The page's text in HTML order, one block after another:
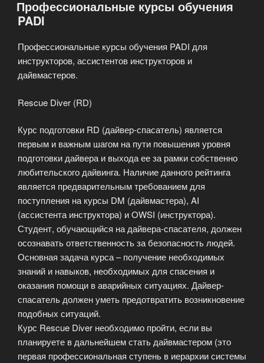
Профессиональные курсы обучения
PADI
Профессиональные курсы обучения PADI для
инструкторов, ассистентов инструкторов и
дайвмастеров.
Rescue Diver (RD)
Курс подготовки RD (дайвер-спасатель) является
первым и важным шагом на пути повышения уровня
подготовки дайвера и выхода ее за рамки собственно
любительского дайвинга. Наличие данного рейтинга
является предварительным требованием для
поступления на курсы DM (дайвмастера), AI
(ассистента инструктора) и OWSI (инструктора).
Студент, обучающийся на дайвера-спасателя, должен
осознавать ответственность за безопасность людей.
Основная задача курса – получение необходимых
знаний и навыков, необходимых для спасения и
оказания помощи в аварийных ситуациях. Дайвер-
спасатель должен уметь предотвратить возникновение
подобных ситуаций.
Курс Rescue Diver необходимо пройти, если вы
планируете в дальнейшем стать дайвмастером (это
первая профессиональная ступень в иерархии системы